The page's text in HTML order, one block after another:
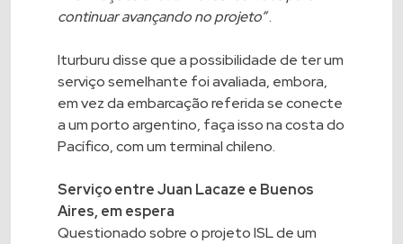
continuar avançando no projeto”.
Iturburu disse que a possibilidade de ter um
serviço semelhante foi avaliada, embora,
em vez da embarcação referida se conecte
a um porto argentino, faça isso na costa do
Pacífico, com um terminal chileno.
Serviço entre Juan Lacaze e Buenos
Aires, em espera
Questionado sobre o projeto ISL de um